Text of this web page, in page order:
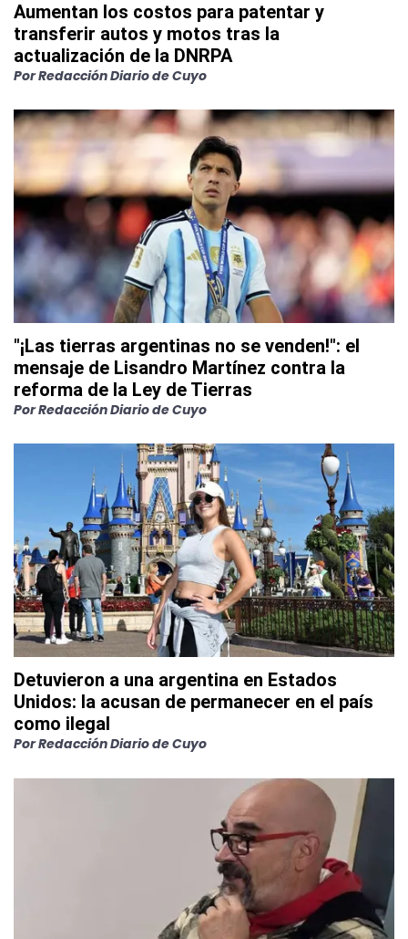
Aumentan los costos para patentar y
transferir autos y motos tras la
actualización de la DNRPA
PorRedacción Diario de Cuyo
"¡Las tierras argentinas no se venden!": el
mensaje de Lisandro Martínez contra la
reforma de la Ley de Tierras
PorRedacción Diario de Cuyo
Detuvieron a una argentina en Estados
Unidos: la acusan de permanecer en el país
como ilegal
PorRedacción Diario de Cuyo